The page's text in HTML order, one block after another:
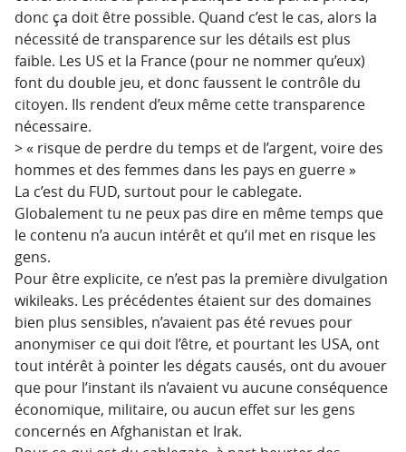
donc ça doit être possible. Quand c’est le cas, alors la
nécessité de transparence sur les détails est plus
faible. Les US et la France (pour ne nommer qu’eux)
font du double jeu, et donc faussent le contrôle du
citoyen. Ils rendent d’eux même cette transparence
nécessaire.
> « risque de perdre du temps et de l’argent, voire des
hommes et des femmes dans les pays en guerre »
La c’est du FUD, surtout pour le cablegate.
Globalement tu ne peux pas dire en même temps que
le contenu n’a aucun intérêt et qu’il met en risque les
gens.
Pour être explicite, ce n’est pas la première divulgation
wikileaks. Les précédentes étaient sur des domaines
bien plus sensibles, n’avaient pas été revues pour
anonymiser ce qui doit l’être, et pourtant les USA, ont
tout intérêt à pointer les dégats causés, ont du avouer
que pour l’instant ils n’avaient vu aucune conséquence
économique, militaire, ou aucun effet sur les gens
concernés en Afghanistan et Irak.